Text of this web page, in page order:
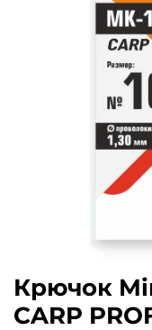
Крючок
CARP